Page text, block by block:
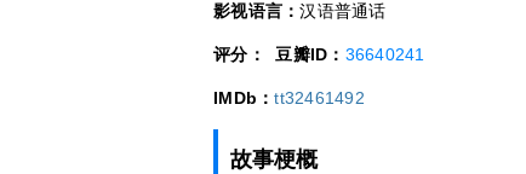
影视语言：汉语普通话
评分： 豆瓣ID： 36640241
IMDb：tt32461492
故事梗概